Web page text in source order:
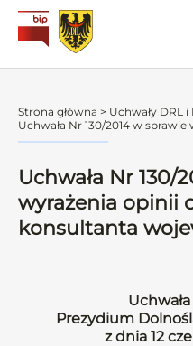
Strona główna > Uchwały DRL
Uchwała Nr 130/2014 w sprawie
Uchwała Nr 130/
wyrażenia opinii
konsultanta
Prezydium
z dnia 12